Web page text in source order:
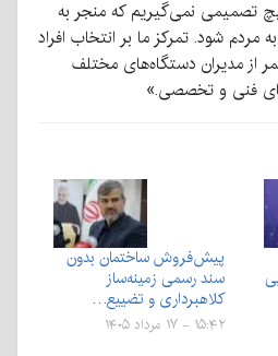
تصمیمی نمی‌گیریم که منجر به
شود. تمرکز ما بر انتخاب افراد
از مدیران دستگاه‌های مختلف
فنی و تخصصی.»
پیش‌فروش ساختمان بدون
سند رسمی زمینه‌ساز
کلاهبرداری و تضییع…
۱۵:۴۲ - ۱۷ مرداد ۱۴۰۵